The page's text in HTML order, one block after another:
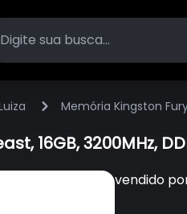
Memória Kingston Fury
16GB, 3200MHz,
vendido